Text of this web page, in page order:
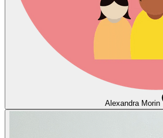
Alexandra Morin